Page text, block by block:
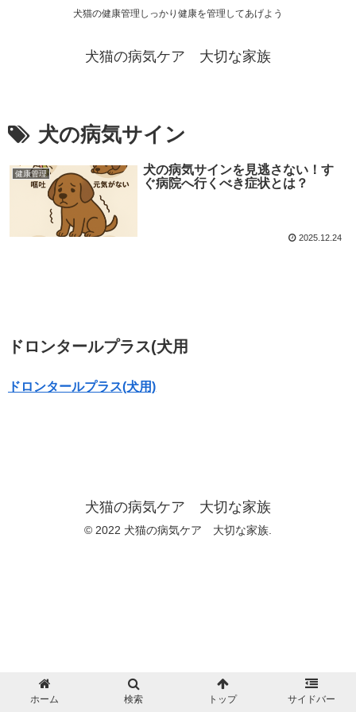
犬猫の健康管理しっかり健康を管理してあげよう
犬猫の病気ケア 大切な家族
犬の病気サイン
健康管理
犬の病気サインを見逃さない！す
ぐ病院へ行くべき症状とは？
2025.12.24
ドロンタールプラス(犬用
ドロンタールプラス(犬用)
犬猫の病気ケア 大切な家族
© 2022 犬猫の病気ケア 大切な家族.
ホーム 検索 トップ サイドバー